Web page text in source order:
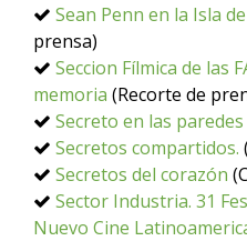
Sean Penn en la Isla
prensa)
Seccion Fílmica de las
memoria (Recorte de
Secreto en las paredes
Secretos compartidos.
Secretos del corazón
Sector Industria. 31
Nuevo Cine